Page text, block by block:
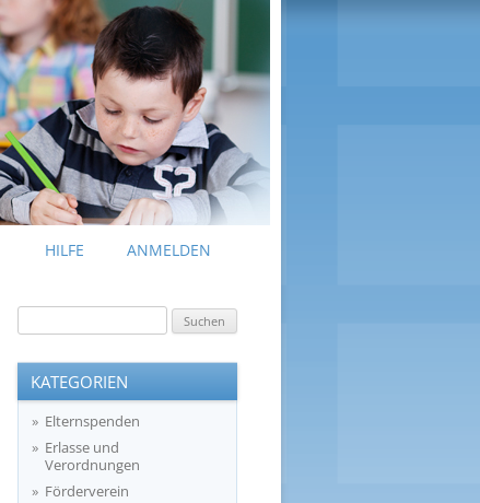
HILFE ANMELDEN
KATEGORIEN
Elternspenden
Erlasse und
Verordnungen
Förderverein